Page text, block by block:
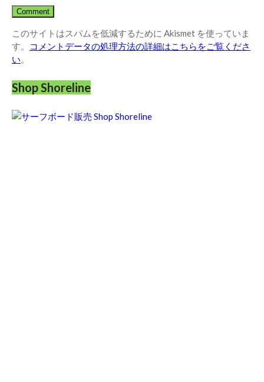
このサイトはスパムを低減するために Akismet を使っていま
す。
コメントデータの処理方法の詳細はこちらをご覧くださ
い。
Shop Shoreline